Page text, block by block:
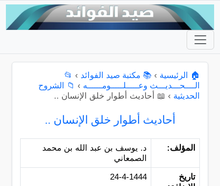
🏠 الرئيسية › 📚 مكتبة صيد الفوائد ›
📂
الــــحـــديـــث وعـــــلـــــومــــــه › 📁 الشروح
الحديثية › 📖 أحاديث أطوار خلق الإنسان ..
أحاديث أطوار خلق الإنسان ..
المؤلف:
د. يوسف بن عبد الله بن محمد
الصمعاني
تاريخ
24-4-1444